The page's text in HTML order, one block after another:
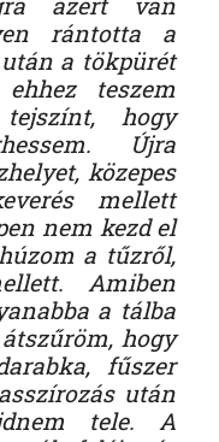
rántotta a
a tökpürét
teszem
hogy
Újra
közepes
mellett
nem kezd el
a tűzről,
Amiben
a tálba
hogy
fűszer
után
tele. A